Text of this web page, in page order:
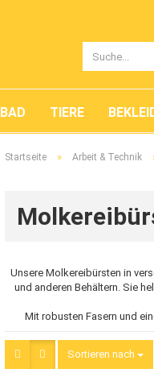
BAD TIERE
Startseite » Arbeit & Technik
Unsere Molkereibürsten in
und anderen Behältern. Sie
Mit robusten Fasern und
Sortieren nach
Sortieren nach